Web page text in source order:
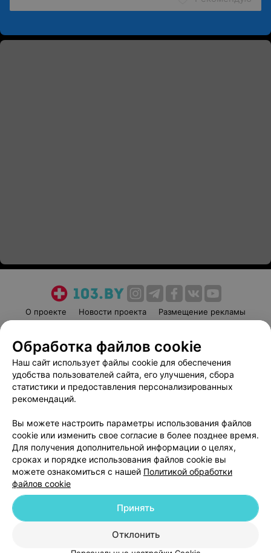
О проекте Новости проекта
Размещение рекламы
Пользовательское соглашение
Способы оплаты
Вакансии
Партнеры
Написать руководителю 103.by
Обработка персональных данных
© 2026 ООО «Артокс Лаб», УНП 191700409
| 220012, Республика Беларусь,
Служба поддержки +375 291212755
Обработка файлов cookie
Наш сайт использует файлы cookie для обеспечения
удобства пользователей сайта, его улучшения, сбора
статистики и предоставления персонализированных
рекомендаций.
Вы можете настроить параметры использования файлов
cookie или изменить свое согласие в более позднее время.
Для получения дополнительной информации о целях,
сроках и порядке использования файлов cookie вы
можете ознакомиться с нашей Политикой обработки
файлов cookie
Отклонить
Принять